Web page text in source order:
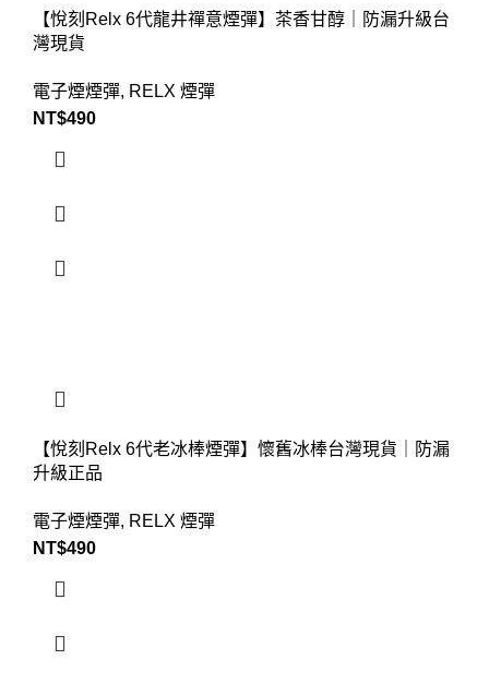
【悅刻Relx 6代龍井禪意煙彈】茶香甘醇｜防漏升級台
灣現貨
電子煙煙彈, RELX 煙彈
NT$490
【悅刻Relx 6代老冰棒煙彈】懷舊冰棒台灣現貨｜防漏
升級正品
電子煙煙彈, RELX 煙彈
NT$490